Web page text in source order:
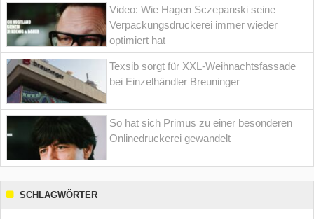
Video: Wie Hagen Sczepanski seine
Verpackungsdruckerei immer wieder
optimiert hat
Texsib sorgt für XXL-Weihnachtsfassade
bei Einzelhändler Breuninger
So hat sich Primus zu einer besonderen
Onlinedruckerei gewandelt
SCHLAGWÖRTER